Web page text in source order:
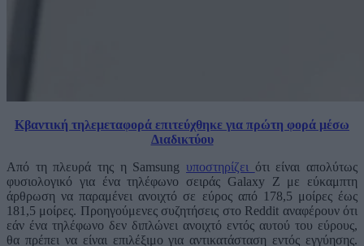
Κβαντική τηλεμεταφορά επιτεύχθηκε για πρώτη φορά μέσω
Διαδικτύου
Από τη πλευρά της η Samsung υποστηρίζει ότι είναι απολύτως
φυσιολογικό για ένα τηλέφωνο σειράς Galaxy Z με εύκαμπτη
άρθρωση να παραμένει ανοιχτό σε εύρος από 178,5 μοίρες έως
181,5 μοίρες. Προηγούμενες συζητήσεις στο Reddit αναφέρουν ότι
εάν ένα τηλέφωνο δεν διπλώνει ανοιχτό εντός αυτού του εύρους,
θα πρέπει να είναι επιλέξιμο για αντικατάσταση εντός εγγύησης.